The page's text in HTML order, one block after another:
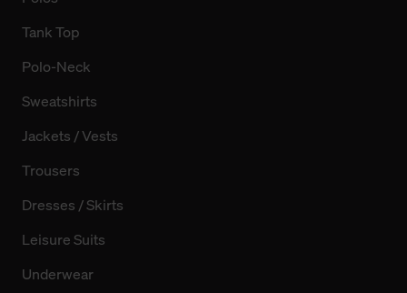
Tank Top
Polo-Neck
Sweatshirts
Jackets / Vests
Trousers
Dresses / Skirts
Leisure Suits
Underwear